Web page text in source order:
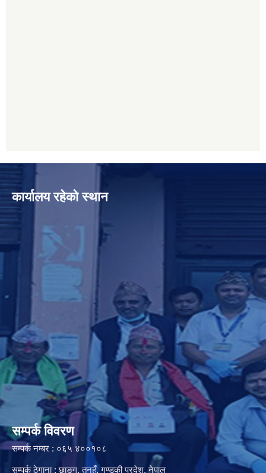
कार्यालय रहेको स्थान
सम्पर्क विवरण
सम्पर्क नम्बर : ०६५ ४००१०८
सम्पर्क ठेगाना : छाङ्ग, तनहुँ, गण्डकी प्रदेश, नेपाल